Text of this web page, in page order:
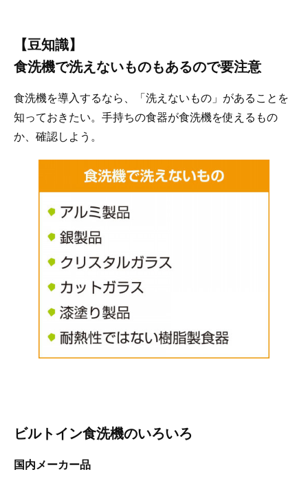
【豆知識】
食洗機で洗えないものもあるので要注意
食洗機を導入するなら、「洗えないもの」があることを
知っておきたい。手持ちの食器が食洗機を使えるもの
か、確認しよう。
ビルトイン食洗機のいろいろ
国内メーカー品